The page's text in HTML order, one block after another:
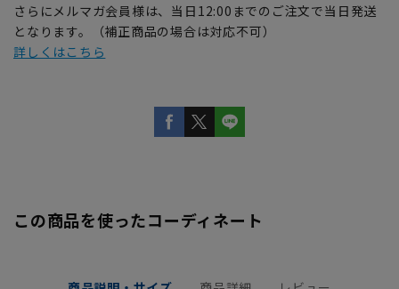
さらにメルマガ会員様は、当日12:00までのご注文で当日発送
となります。（補正商品の場合は対応不可）
詳しくはこちら
この商品を使ったコーディネート